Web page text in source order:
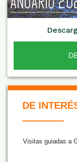
De Interés
DE
Visitas guiadas a